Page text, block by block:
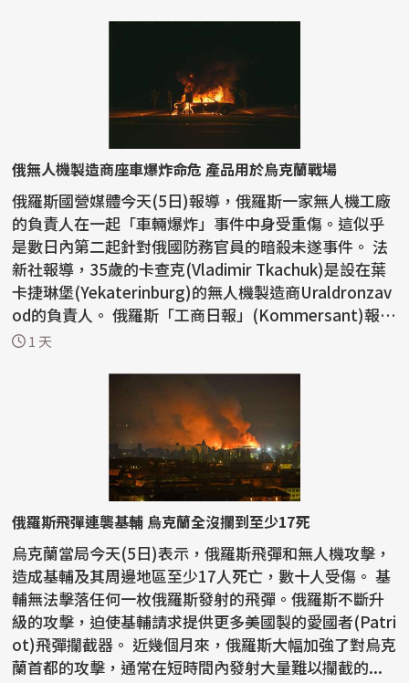
俄無人機製造商座車爆炸命危 產品用於烏克蘭戰場
俄羅斯國營媒體今天(5日)報導，俄羅斯一家無人機工廠
的負責人在一起「車輛爆炸」事件中身受重傷。這似乎
是數日內第二起針對俄國防務官員的暗殺未遂事件。 法
新社報導，35歲的卡查克(Vladimir Tkachuk)是設在葉
卡捷琳堡(Yekaterinburg)的無人機製造商Uraldronzav
od的負責人。 俄羅斯「工商日報」(Kommersant)報
導，...
1 天
俄羅斯飛彈連襲基輔 烏克蘭全沒攔到至少17死
烏克蘭當局今天(5日)表示，俄羅斯飛彈和無人機攻擊，
造成基輔及其周邊地區至少17人死亡，數十人受傷。 基
輔無法擊落任何一枚俄羅斯發射的飛彈。俄羅斯不斷升
級的攻擊，迫使基輔請求提供更多美國製的愛國者(Patri
ot)飛彈攔截器。 近幾個月來，俄羅斯大幅加強了對烏克
蘭首都的攻擊，通常在短時間內發射大量難以攔截的...